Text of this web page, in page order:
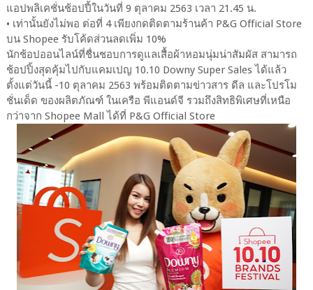
แอปพลิเคชั่นช้อปปี้ในวันที่ 9 ตุลาคม 2563 เวลา 21.45 น.
• เท่านั้นยังไม่พอ ต่อที่ 4 เพียงกดติดตามร้านค้า P&G Official Store
บน Shopee รับโค้ดส่วนลดเพิ่ม 10%
นักช้อปออนไลน์ที่ชื่นชอบการดูแลเสื้อผ้าหอมนุ่มน่าสัมผัส สามารถ
ช้อปปิ้งสุดคุ้มไปกับแคมเปญ 10.10 Downy Super Sales ได้แล้ว
ตั้งแต่วันนี้ -10 ตุลาคม 2563 พร้อมติดตามข่าวสาร ดีล และโปรโม
ชั่นเด็ด ของผลิตภัณฑ์ ในเครือ พีแอนด์จี รวมถึงสิทธิพิเศษที่เหนือ
กว่าจาก Shopee Mall ได้ที่ P&G Official Store